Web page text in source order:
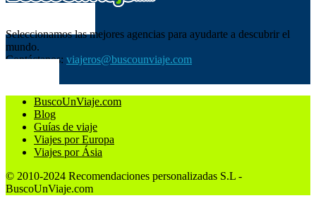
Seleccionamos las mejores agencias para ayudarte a descubrir el
mundo.
Contáctanos: viajeros@buscounviaje.com
BuscoUnViaje.com
Blog
Guías de viaje
Viajes por Europa
Viajes por Ásia
© 2010-2024 Recomendaciones personalizadas S.L -
BuscoUnViaje.com